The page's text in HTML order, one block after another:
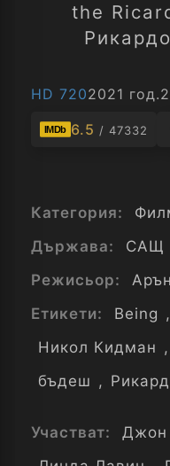
the
HD 7202021 год.
IMDb 6.5 / 47332
Категория:
Държава:
САЩ
Режисьор:
Етикети:
Being ,
Никол Кидман ,
бъдеш ,
Участват: Джон